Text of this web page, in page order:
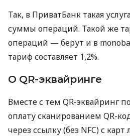
Так, в ПриватБанк такая
суммы операций. Такой же
операций — берут и в
тариф составляет 1,2%.
О QR-эквайринге
Вместе с тем QR-эквайринг
оплату сканированием QR-
через ссылку (без NFC) с